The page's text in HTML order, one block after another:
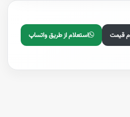
قیمت استعلام از طریق واتساپ